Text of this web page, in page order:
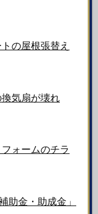
の屋根張替え
気扇が壊れ
ォームのチラ
助金・助成金」